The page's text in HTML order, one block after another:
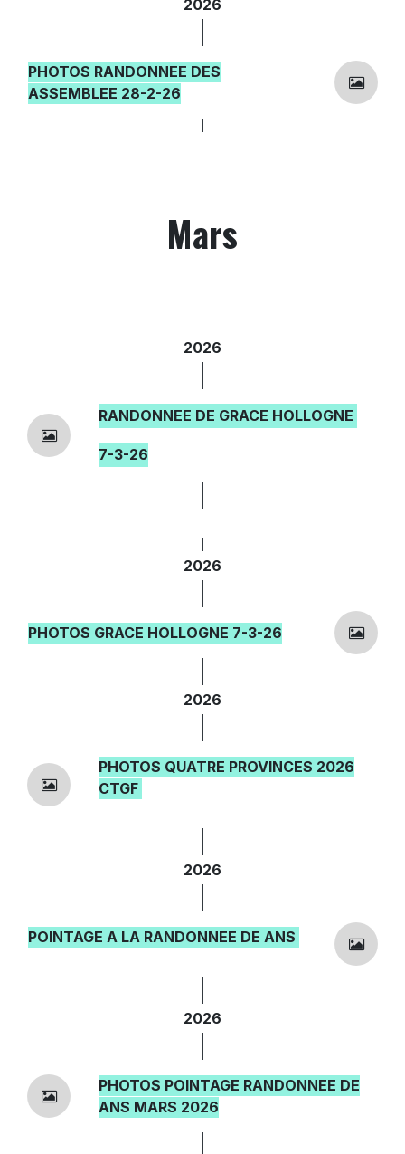
2026
PHOTOS RANDONNEE DES
ASSEMBLEE 28-2-26
Mars
2026
RANDONNEE DE GRACE HOLLOGNE
7-3-26
2026
PHOTOS GRACE HOLLOGNE 7-3-26
2026
PHOTOS QUATRE PROVINCES 2026
CTGF
2026
POINTAGE A LA RANDONNEE DE ANS
2026
PHOTOS POINTAGE RANDONNEE DE
ANS MARS 2026